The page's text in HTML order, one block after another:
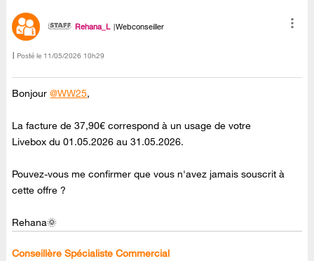
Rehana_L Webconseiller
Posté le ‎11/05/2026 10h29
Bonjour@WW25,
La facture de 37,90€ correspond à un usage de votre
Livebox du 01.05.2026 au 31.05.2026.
Pouvez-vous me confirmer que vous n'avez jamais souscrit à
cette offre ?
Rehana🌞
Conseillère Spécialiste Commercial